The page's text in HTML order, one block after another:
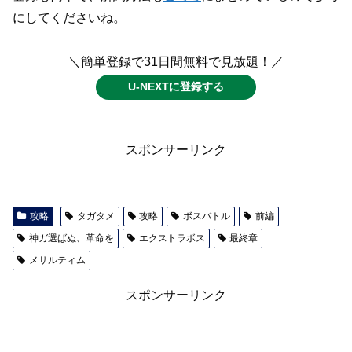
にしてくださいね。
＼簡単登録で31日間無料で見放題！／
U-NEXTに登録する
スポンサーリンク
攻略 タガタメ 攻略 ボスバトル
前編
神ガ選ばぬ、革命を
エクストラボス
最終章
メサルティム
スポンサーリンク